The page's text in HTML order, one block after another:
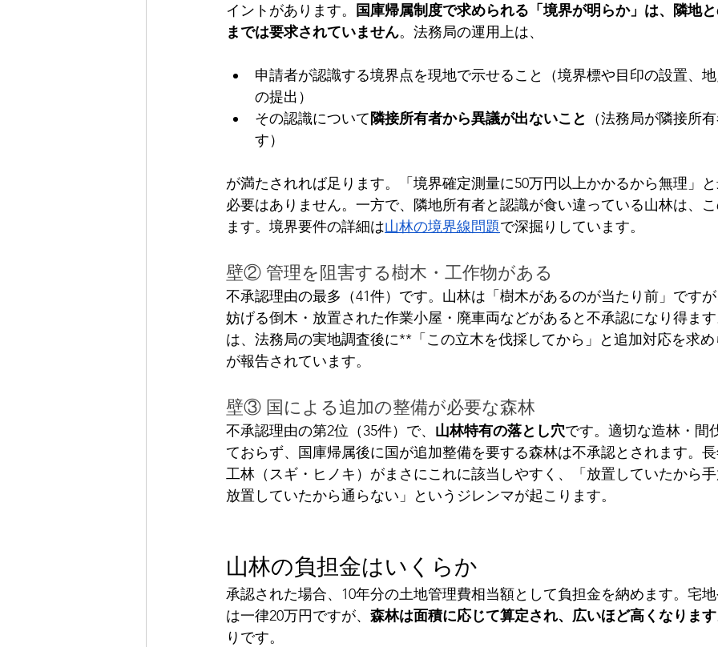
イントがあります。
国庫帰属制度で求められる「境界が明らか」は、隣地
までは要求されていません。法務局の運用上は、
申請者が認識する境界点を現地で示せること（境界標や目印の設置、
の提出）
その認識について 隣接所有者から異議が出ないこと
（法務局が隣接所
す）
が満たされれば足ります。「境界確定測量に50万円以上かかるから無理」
必要はありません。一方で、隣地所有者と認識が食い違っている山林は、
ます。境界要件の詳細は山林の境界線問題で深掘りしています。
壁② 管理を阻害する樹木・工作物がある
不承認理由の最多（41件）です。山林は「樹木があるのが当たり前」です
妨げる倒木・放置された作業小屋・廃車両などがあると不承認になり得ま
は、法務局の実地調査後に**「この立木を伐採してから」と追加対応を求
が報告されています。
壁③ 国による追加の整備が必要な森林
不承認理由の第2位（35件）で、 山林特有の落とし穴です。適切な造林・間
ておらず、国庫帰属後に国が追加整備を要する森林は不承認とされます。
工林（スギ・ヒノキ）がまさにこれに該当しやすく、「放置していたから
放置していたから通らない」というジレンマが起こります。
山林の負担金はいくらか
承認された場合、10年分の土地管理費相当額として負担金を納めます。宅
は一律20万円ですが、 森林は面積に応じて算定され、広いほど高くなります
りです。